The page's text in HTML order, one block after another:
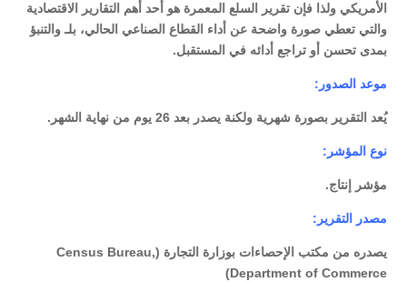
الأمريكي ولذا فإن تقرير السلع المعمرة هو أحد أهم التقارير الاقتصادية
والتي تعطي صورة واضحة عن أداء القطاع الصناعي الحالي، بلـ والتنبؤ
بمدى تحسن أو تراجع أدائه في المستقبل.
موعد الصدور:
يُعد التقرير بصورة شهرية ولكنة يصدر بعد 26 يوم من نهاية الشهر.
نوع المؤشر:
مؤشر إنتاج.
مصدر التقرير:
يصدره من مكتب الإحصاءات بوزارة التجارة (Census Bureau,
Department of Commerce)